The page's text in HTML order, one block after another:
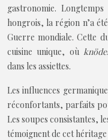
gastronomie.
hongrois, la région n’a
Guerre mondiale. Cette
cuisine unique, où
dans les assiettes.
Les influences
réconfortants, parfaits
Les soupes consistantes,
témoignent de cet